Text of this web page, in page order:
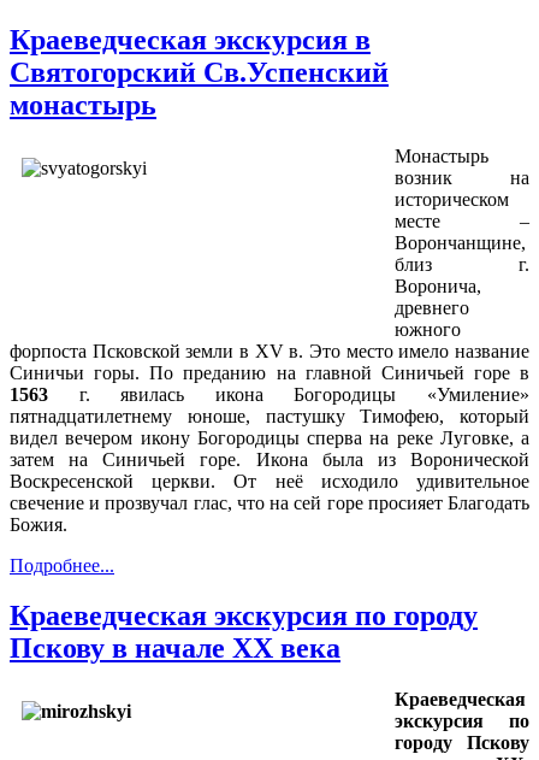
Краеведческая экскурсия в
Святогорский Св.Успенский
монастырь
Монастырь
возник на
историческом
месте –
Ворончанщине,
близ г.
Воронича,
древнего
южного
форпоста Псковской земли в XV в. Это место имело название
Синичьи горы. По преданию на главной Синичьей горе в
1563 г. явилась икона Богородицы «Умиление»
пятнадцатилетнему юноше, пастушку Тимофею, который
видел вечером икону Богородицы сперва на реке Луговке, а
затем на Синичьей горе. Икона была из Воронической
Воскресенской церкви. От неё исходило удивительное
свечение и прозвучал глас, что на сей горе просияет Благодать
Божия.
Подробнее...
Краеведческая экскурсия по городу
Пскову в начале XX века
Краеведческая
экскурсия по
городу Пскову